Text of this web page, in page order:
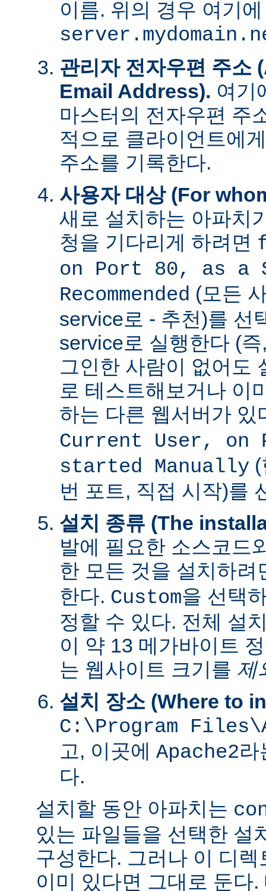
이름. 위의 경우 여기에
관리자 전자우편 주
Email Address). 여기
마스터의 전자우편 주
적으로 클라이언트에
주소를 기록한다.
사용자 대상 (For
새로 설치하는 아파치
청을 기다리게 하려면
on Port 80, as a
Recommended (모든
service로 - 추천)를 선
service로 실행한다 (
그인한 사람이 없어도
로 테스트해보거나 이
하는 다른 웹서버가
Current User, on
started Manually
번 포트, 직접 시작)를
설치 종류 (The
발에 필요한 소스코드
한 모든 것을 설치하
한다. Custom을 선택
정할 수 있다. 전체 설
이 약 13 메가바이트
는 웹사이트 크기를 제
설치 장소 (Where to
C:\Program
고, 이곳에 Apache2라
다.
설치할 동안 아파치는
있는 파일들을 선택한 설
구성한다. 그러나 이 디
이미 있다면 그대로 둔다